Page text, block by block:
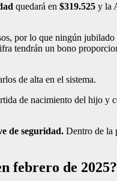
quedará en $319.525 y la
por lo que ningún
tendrán un bono
de alta en el sistema.
de nacimiento del hijo
de seguridad. Dentro de la
febrero de 2025?